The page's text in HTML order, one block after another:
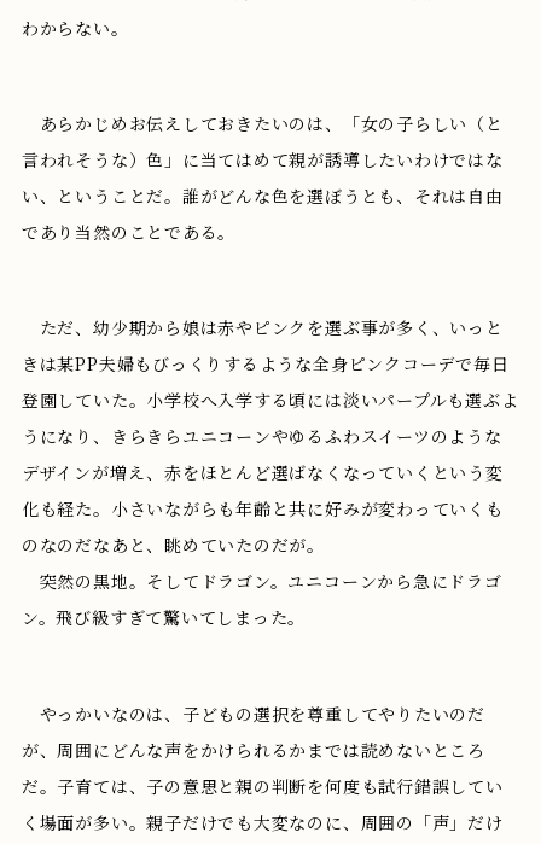
わからない。
あらかじめお伝えしておきたいのは、「女の子らしい（と
言われそうな）色」に当てはめて親が誘導したいわけではな
い、ということだ。誰がどんな色を選ぼうとも、それは自由
であり当然のことである。
ただ、幼少期から娘は赤やピンクを選ぶ事が多く、いっと
きは某PP夫婦もびっくりするような全身ピンクコーデで毎日
登園していた。小学校へ入学する頃には淡いパープルも選ぶよ
うになり、きらきらユニコーンやゆるふわスイーツのような
デザインが増え、赤をほとんど選ばなくなっていくという変
化も経た。小さいながらも年齢と共に好みが変わっていくも
のなのだなあと、眺めていたのだが。
突然の黒地。そしてドラゴン。ユニコーンから急にドラゴ
ン。飛び級すぎて驚いてしまった。
やっかいなのは、子どもの選択を尊重してやりたいのだ
が、周囲にどんな声をかけられるかまでは読めないところ
だ。子育ては、子の意思と親の判断を何度も試行錯誤してい
く場面が多い。親子だけでも大変なのに、周囲の「声」だけ